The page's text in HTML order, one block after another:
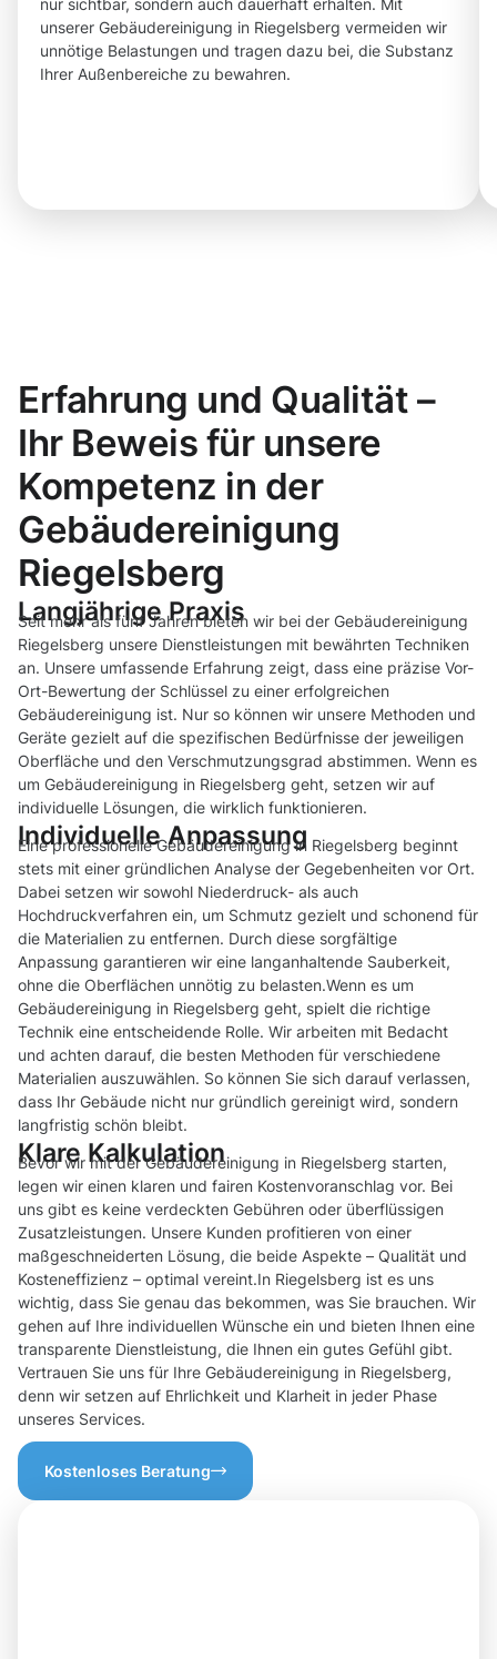
nur sichtbar, sondern auch dauerhaft erhalten. Mit
unserer Gebäudereinigung in Riegelsberg vermeiden wir
unnötige Belastungen und tragen dazu bei, die Substanz
Ihrer Außenbereiche zu bewahren.
Erfahrung und Qualität –
Ihr Beweis für unsere
Kompetenz in der
Gebäudereinigung
Riegelsberg
Langjährige Praxis
Seit mehr als fünf Jahren bieten wir bei der Gebäudereinigung
Riegelsberg unsere Dienstleistungen mit bewährten Techniken
an. Unsere umfassende Erfahrung zeigt, dass eine präzise Vor-
Ort-Bewertung der Schlüssel zu einer erfolgreichen
Gebäudereinigung ist. Nur so können wir unsere Methoden und
Geräte gezielt auf die spezifischen Bedürfnisse der jeweiligen
Oberfläche und den Verschmutzungsgrad abstimmen. Wenn es
um Gebäudereinigung in Riegelsberg geht, setzen wir auf
individuelle Lösungen, die wirklich funktionieren.
Individuelle Anpassung
Eine professionelle Gebäudereinigung in Riegelsberg beginnt
stets mit einer gründlichen Analyse der Gegebenheiten vor Ort.
Dabei setzen wir sowohl Niederdruck- als auch
Hochdruckverfahren ein, um Schmutz gezielt und schonend für
die Materialien zu entfernen. Durch diese sorgfältige
Anpassung garantieren wir eine langanhaltende Sauberkeit,
ohne die Oberflächen unnötig zu belasten.Wenn es um
Gebäudereinigung in Riegelsberg geht, spielt die richtige
Technik eine entscheidende Rolle. Wir arbeiten mit Bedacht
und achten darauf, die besten Methoden für verschiedene
Materialien auszuwählen. So können Sie sich darauf verlassen,
dass Ihr Gebäude nicht nur gründlich gereinigt wird, sondern
langfristig schön bleibt.
Klare Kalkulation
Bevor wir mit der Gebäudereinigung in Riegelsberg starten,
legen wir einen klaren und fairen Kostenvoranschlag vor. Bei
uns gibt es keine verdeckten Gebühren oder überflüssigen
Zusatzleistungen. Unsere Kunden profitieren von einer
maßgeschneiderten Lösung, die beide Aspekte – Qualität und
Kosteneffizienz – optimal vereint.In Riegelsberg ist es uns
wichtig, dass Sie genau das bekommen, was Sie brauchen. Wir
gehen auf Ihre individuellen Wünsche ein und bieten Ihnen eine
transparente Dienstleistung, die Ihnen ein gutes Gefühl gibt.
Vertrauen Sie uns für Ihre Gebäudereinigung in Riegelsberg,
denn wir setzen auf Ehrlichkeit und Klarheit in jeder Phase
unseres Services.
Kostenloses Beratung